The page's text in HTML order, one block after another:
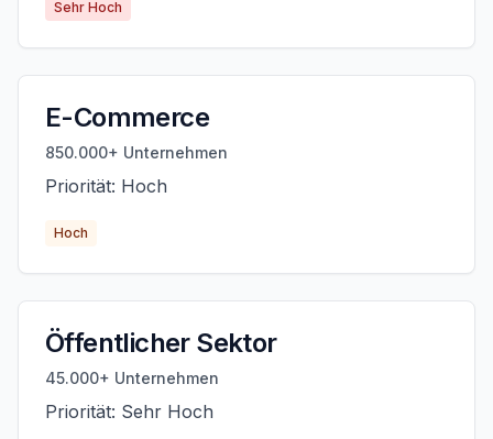
Sehr Hoch
E-Commerce
850.000+ Unternehmen
Priorität: Hoch
Hoch
Öffentlicher Sektor
45.000+ Unternehmen
Priorität: Sehr Hoch